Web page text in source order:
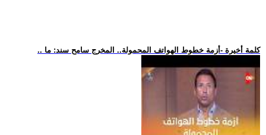
.. كلمة أخيرة -أزمة خطوط الهواتف المحمولة.. المخرج سامح سند: ما